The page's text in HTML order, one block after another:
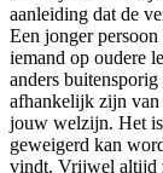
aanleiding dat de
Een jonger
iemand op oudere
anders
afhankelijk zijn van
jouw welzijn. Het is
geweigerd kan
vindt. Vrijwel altijd